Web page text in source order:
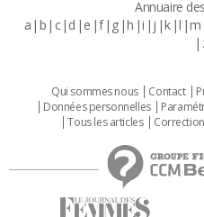
Annuaire
a b c d e f g h i j k l m
Qui sommes nous Contact
Données personnelles
Tous les articles